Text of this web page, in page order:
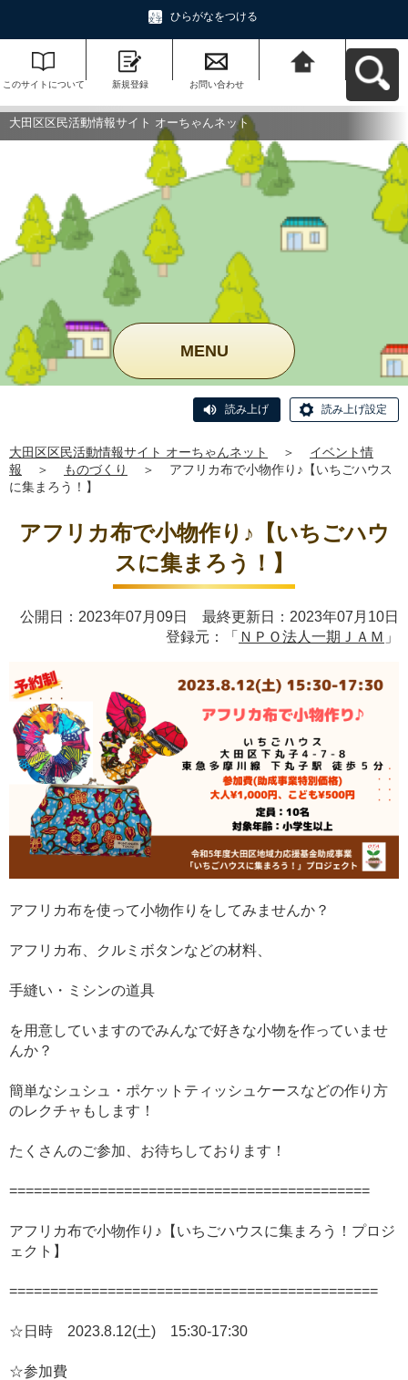
ひらがなをつける
このサイトについて 新規登録 お問い合わせ
ットへ戻る
大田区区民活動情報サイト オーちゃんネット
MENU
読み上げ 読み上げ設定
大田区区民活動情報サイト オーちゃんネット ＞
イベント情
報
＞ ものづくり ＞
アフリカ布で小物作り♪【いちごハウス
に集まろう！】
アフリカ布で小物作り♪【いちごハウ
スに集まろう！】
公開日：2023年07月09日 最終更新日：2023年07月10日
登録元：「 ＮＰＯ法人一期ＪＡＭ 」
アフリカ布を使って小物作りをしてみませんか？
アフリカ布、クルミボタンなどの材料、
手縫い・ミシンの道具
を用意していますのでみんなで好きな小物を作っていませ
んか？
簡単なシュシュ・ポケットティッシュケースなどの作り方
のレクチャもします！
たくさんのご参加、お待ちしております！
============================================
アフリカ布で小物作り♪【いちごハウスに集まろう！プロジ
ェクト】
=============================================
☆日時 2023.8.12(土) 15:30-17:30
☆参加費